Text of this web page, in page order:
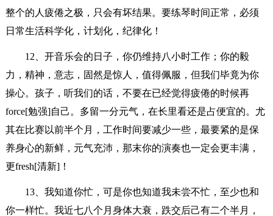
整个的人疲倦之极，只会有坏结果。要练琴时间正常，必须
日常生活科学化，计划化，纪律化！
12、开音乐会的日子，你仍维持八小时工作；你的毅
力，精神，意志，固然是惊人，值得佩服，但我们毕竟为你
操心。孩子，听我们的话，不要在已经觉得疲倦的时候再
force[勉强]自己。多留一分元气，在长里看还是占便宜的。尤
其在比赛以前半个月，工作时间要减少一些，最要紧的是保
养身心的新鲜，元气充沛，那末你的演奏也一定会更丰满，
更fresh[清新]！
13、我知道你忙，可是你也知道我未尝不忙，至少也和
你一样忙。我近七八个月身体大衰，跌交后己有二个半月，